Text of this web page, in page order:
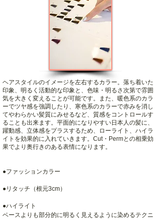
ヘアスタイルのイメージを左右するカラー。落ち着いた
印象、明るく活動的な印象と、色味・明るさ次第で雰囲
気を大きく変えることが可能です。また、暖色系のカラ
ーでツヤ感を強調したり、寒色系のカラーで赤みを消し
てやわらかい髪質にみせるなど、質感をコントロールす
ることも出来ます。平面的になりやすい日本人の髪に、
躍動感、立体感をプラスするため、ローライト、ハイラ
イトを効果的に入れていきます。Cut・Permとの相乗効
果でより奥行きのある表情になります。
●ファッションカラー
●リタッチ（根元3cm）
●ハイライト
ベースよりも部分的に明るく見えるように染めるテクニ